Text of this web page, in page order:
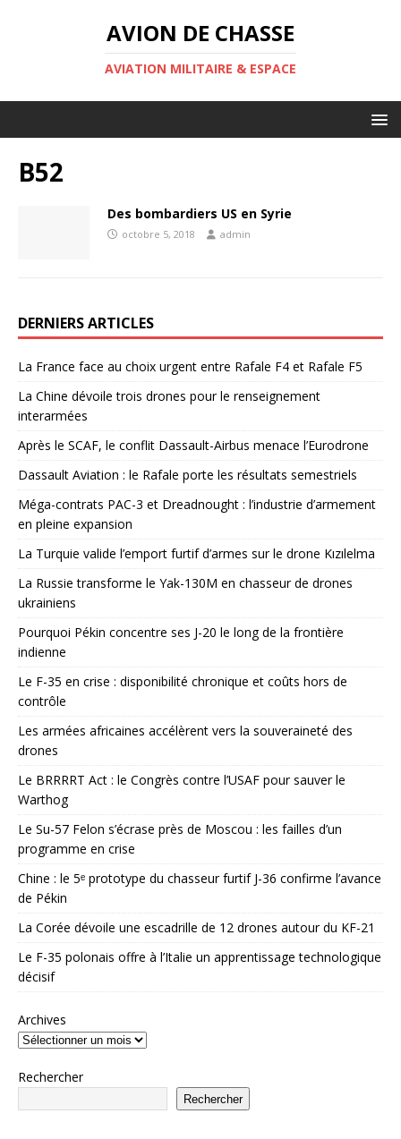
AVION DE CHASSE
AVIATION MILITAIRE & ESPACE
B52
Des bombardiers US en Syrie
octobre 5, 2018 admin
DERNIERS ARTICLES
La France face au choix urgent entre Rafale F4 et Rafale F5
La Chine dévoile trois drones pour le renseignement
interarmées
Après le SCAF, le conflit Dassault-Airbus menace l’Eurodrone
Dassault Aviation : le Rafale porte les résultats semestriels
Méga-contrats PAC-3 et Dreadnought : l’industrie d’armement
en pleine expansion
La Turquie valide l’emport furtif d’armes sur le drone Kızılelma
La Russie transforme le Yak-130M en chasseur de drones
ukrainiens
Pourquoi Pékin concentre ses J-20 le long de la frontière
indienne
Le F-35 en crise : disponibilité chronique et coûts hors de
contrôle
Les armées africaines accélèrent vers la souveraineté des
drones
Le BRRRRT Act : le Congrès contre l’USAF pour sauver le
Warthog
Le Su-57 Felon s’écrase près de Moscou : les failles d’un
programme en crise
Chine : le 5ᵉ prototype du chasseur furtif J-36 confirme l’avance
de Pékin
La Corée dévoile une escadrille de 12 drones autour du KF-21
Le F-35 polonais offre à l’Italie un apprentissage technologique
décisif
Archives
Rechercher
Rechercher